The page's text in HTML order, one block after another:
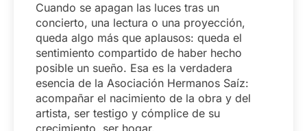
Cuando se apagan las luces tras un
concierto, una lectura o una proyección,
queda algo más que aplausos: queda el
sentimiento compartido de haber hecho
posible un sueño. Esa es la verdadera
esencia de la Asociación Hermanos Saíz:
acompañar el nacimiento de la obra y del
artista, ser testigo y cómplice de su